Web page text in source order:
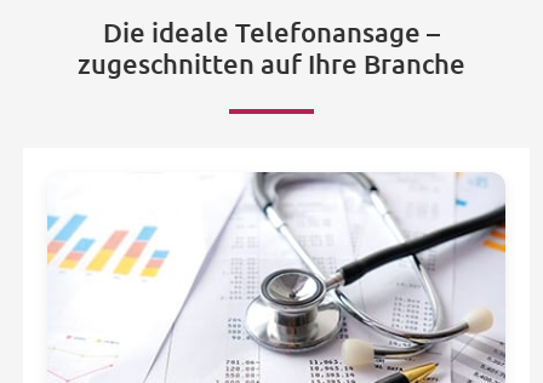
Die ideale Telefonansage –
zugeschnitten auf Ihre Branche